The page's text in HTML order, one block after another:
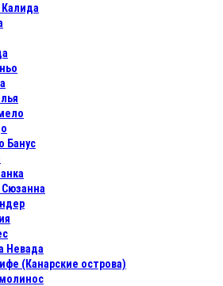
Калида
Банус
Сюзанна
Невада
(Канарские острова)